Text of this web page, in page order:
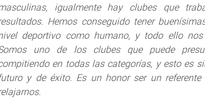
igualmente hay clubes que
Hemos conseguido tener
deportivo como humano, y todo ello nos
uno de los clubes que puede
en todas las categorías, y esto es
y de éxito. Es un honor ser un